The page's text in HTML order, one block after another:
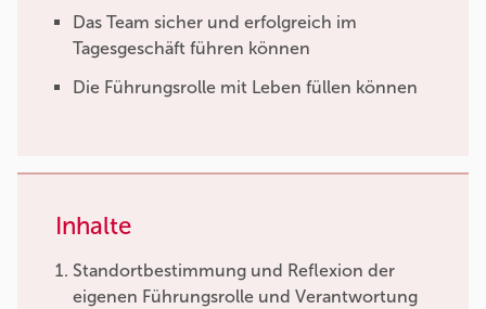
Das Team sicher und erfolgreich im
Tagesgeschäft führen können
Die Führungsrolle mit Leben füllen können
Inhalte
Standortbestimmung und Reflexion der
eigenen Führungsrolle und Verantwortung